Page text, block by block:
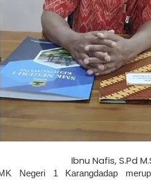
Ibnu Nafis, S.Pd
Negeri 1 Karangdadap